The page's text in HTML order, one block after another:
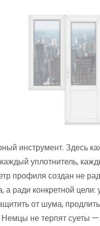
инструмент. Здесь
уплотнитель,
профиля создан не
а ради конкретной цели:
от шума,
не терпят суеты